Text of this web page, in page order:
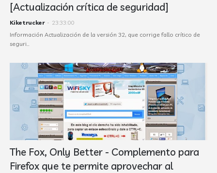
[Actualización crítica de seguridad]
Kiketrucker - 23:33:00
Información Actualización de la versión 32, que corrige fallo crítico de
seguri…
The Fox, Only Better - Complemento para
Firefox que te permite aprovechar al